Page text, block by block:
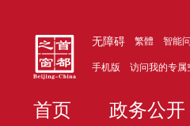
无障碍 繁體 智能
手机版 访问我的专属
首页 政务公开